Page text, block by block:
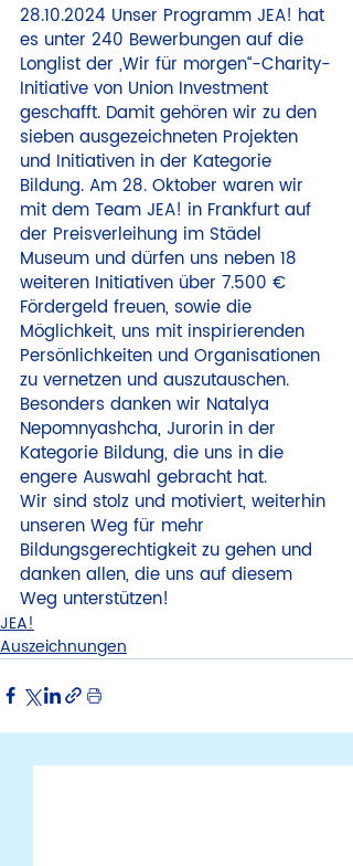
28.10.2024 Unser Programm JEA! hat
es unter 240 Bewerbungen auf die
Longlist der „Wir für morgen“-Charity-
Initiative von Union Investment
geschafft. Damit gehören wir zu den
sieben ausgezeichneten Projekten
und Initiativen in der Kategorie
Bildung. Am 28. Oktober waren wir
mit dem Team JEA! in Frankfurt auf
der Preisverleihung im Städel
Museum und dürfen uns neben 18
weiteren Initiativen über 7.500 €
Fördergeld freuen, sowie die
Möglichkeit, uns mit inspirierenden
Persönlichkeiten und Organisationen
zu vernetzen und auszutauschen.
Besonders danken wir Natalya
Nepomnyashcha, Jurorin in der
Kategorie Bildung, die uns in die
engere Auswahl gebracht hat.
Wir sind stolz und motiviert, weiterhin
unseren Weg für mehr
Bildungsgerechtigkeit zu gehen und
danken allen, die uns auf diesem
Weg unterstützen!
JEA!
Auszeichnungen